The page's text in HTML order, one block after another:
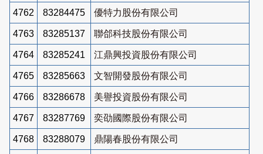
4762 83284475 優特力股份有限公司
4763 83285137 聯郃科技股份有限公司
4764 83285241 江鼎興投資股份有限公司
4765 83285663 文智開發股份有限公司
4766 83286678 美譽投資股份有限公司
4767 83287769 奕劭國際股份有限公司
4768 83288079 鼎陽春股份有限公司